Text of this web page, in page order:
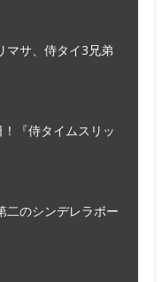
マサ、侍タイ3兄弟
『侍タイムスリッ
二のシンデレラボー